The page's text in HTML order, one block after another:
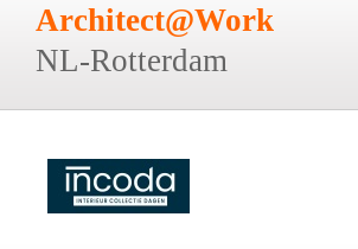
Architect@Work
NL-Rotterdam